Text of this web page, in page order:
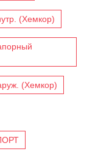
(Хемкор)
(Хемкор)